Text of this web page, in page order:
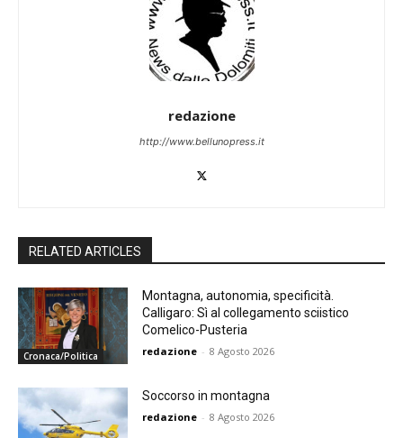
redazione
http://www.bellunopress.it
RELATED ARTICLES
Cronaca/Politica
Montagna, autonomia, specificità.
Calligaro: Sì al collegamento sciistico
Comelico-Pusteria
redazione - 8 Agosto 2026
Soccorso in montagna
redazione - 8 Agosto 2026